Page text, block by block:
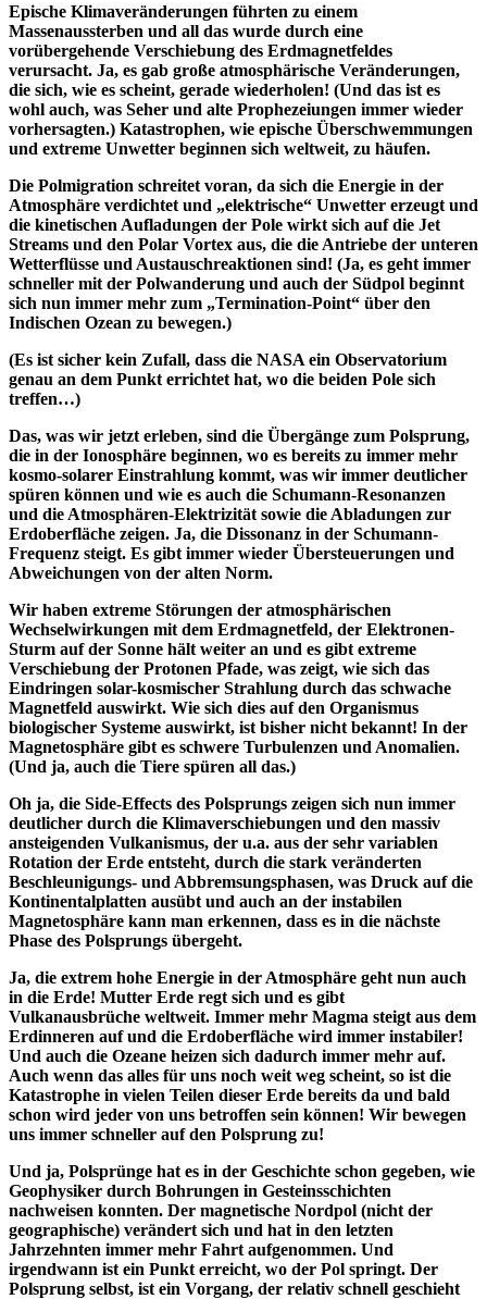
Epische Klimaveränderungen führten zu einem
Massenaussterben und all das wurde durch eine
vorübergehende Verschiebung des Erdmagnetfeldes
verursacht. Ja, es gab große atmosphärische Veränderungen,
die sich, wie es scheint, gerade wiederholen! (Und das ist es
wohl auch, was Seher und alte Prophezeiungen immer wieder
vorhersagten.) Katastrophen, wie epische Überschwemmungen
und extreme Unwetter beginnen sich weltweit, zu häufen.
Die Polmigration schreitet voran, da sich die Energie in der
Atmosphäre verdichtet und „elektrische“ Unwetter erzeugt und
die kinetischen Aufladungen der Pole wirkt sich auf die Jet
Streams und den Polar Vortex aus, die die Antriebe der unteren
Wetterflüsse und Austauschreaktionen sind! (Ja, es geht immer
schneller mit der Polwanderung und auch der Südpol beginnt
sich nun immer mehr zum „Termination-Point“ über den
Indischen Ozean zu bewegen.)
(Es ist sicher kein Zufall, dass die NASA ein Observatorium
genau an dem Punkt errichtet hat, wo die beiden Pole sich
treffen…)
Das, was wir jetzt erleben, sind die Übergänge zum Polsprung,
die in der Ionosphäre beginnen, wo es bereits zu immer mehr
kosmo-solarer Einstrahlung kommt, was wir immer deutlicher
spüren können und wie es auch die Schumann-Resonanzen
und die Atmosphären-Elektrizität sowie die Abladungen zur
Erdoberfläche zeigen. Ja, die Dissonanz in der Schumann-
Frequenz steigt. Es gibt immer wieder Übersteuerungen und
Abweichungen von der alten Norm.
Wir haben extreme Störungen der atmosphärischen
Wechselwirkungen mit dem Erdmagnetfeld, der Elektronen-
Sturm auf der Sonne hält weiter an und es gibt extreme
Verschiebung der Protonen Pfade, was zeigt, wie sich das
Eindringen solar-kosmischer Strahlung durch das schwache
Magnetfeld auswirkt. Wie sich dies auf den Organismus
biologischer Systeme auswirkt, ist bisher nicht bekannt! In der
Magnetosphäre gibt es schwere Turbulenzen und Anomalien.
(Und ja, auch die Tiere spüren all das.)
Oh ja, die Side-Effects des Polsprungs zeigen sich nun immer
deutlicher durch die Klimaverschiebungen und den massiv
ansteigenden Vulkanismus, der u.a. aus der sehr variablen
Rotation der Erde entsteht, durch die stark veränderten
Beschleunigungs- und Abbremsungsphasen, was Druck auf die
Kontinentalplatten ausübt und auch an der instabilen
Magnetosphäre kann man erkennen, dass es in die nächste
Phase des Polsprungs übergeht.
Ja, die extrem hohe Energie in der Atmosphäre geht nun auch
in die Erde! Mutter Erde regt sich und es gibt
Vulkanausbrüche weltweit. Immer mehr Magma steigt aus dem
Erdinneren auf und die Erdoberfläche wird immer instabiler!
Und auch die Ozeane heizen sich dadurch immer mehr auf.
Auch wenn das alles für uns noch weit weg scheint, so ist die
Katastrophe in vielen Teilen dieser Erde bereits da und bald
schon wird jeder von uns betroffen sein können! Wir bewegen
uns immer schneller auf den Polsprung zu!
Und ja, Polsprünge hat es in der Geschichte schon gegeben, wie
Geophysiker durch Bohrungen in Gesteinsschichten
nachweisen konnten. Der magnetische Nordpol (nicht der
geographische) verändert sich und hat in den letzten
Jahrzehnten immer mehr Fahrt aufgenommen. Und
irgendwann ist ein Punkt erreicht, wo der Pol springt. Der
Polsprung selbst, ist ein Vorgang, der relativ schnell geschieht